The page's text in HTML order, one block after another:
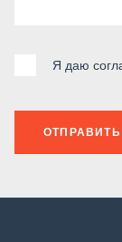
Я даю
ОТПРАВИТЬ